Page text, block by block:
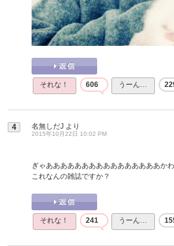
それな！ 606 うーん…
4 名無しだJ より
2015年10月22日 10:02 PM
ぎゃああああああああああああああああか
これなんの雑誌ですか？
それな！ 241 うーん…